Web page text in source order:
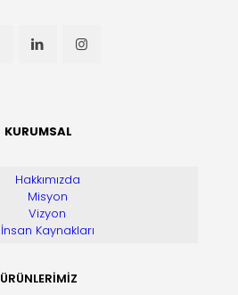
KURUMSAL
Hakkımızda
Misyon
Vizyon
İnsan Kaynakları
ÜRÜNLERİMİZ